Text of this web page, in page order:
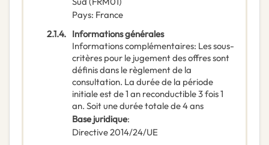
Pays: France
2.1.4. Informations générales
Informations complémentaires: Les sous-
critères pour le jugement des offres sont
définis dans le règlement de la
consultation. La durée de la période
initiale est de 1 an reconductible 3 fois 1
an. Soit une durée totale de 4 ans
Base juridique:
Directive 2014/24/UE